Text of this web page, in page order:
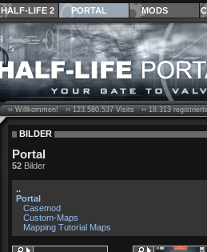
HALF-LIFE 2 PORTAL MODS
›› Willkommen! ››123.580.537Visits ››18.313
BILDER
Portal
52 Bilder
..
Portal
Casemod
Custom-Maps
Mapping Tutorial Maps